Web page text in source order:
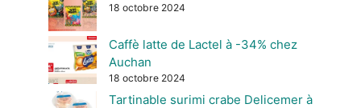
18 octobre 2024
Caffè latte de Lactel à -34% chez
Auchan
18 octobre 2024
Tartinable surimi crabe Delicemer à